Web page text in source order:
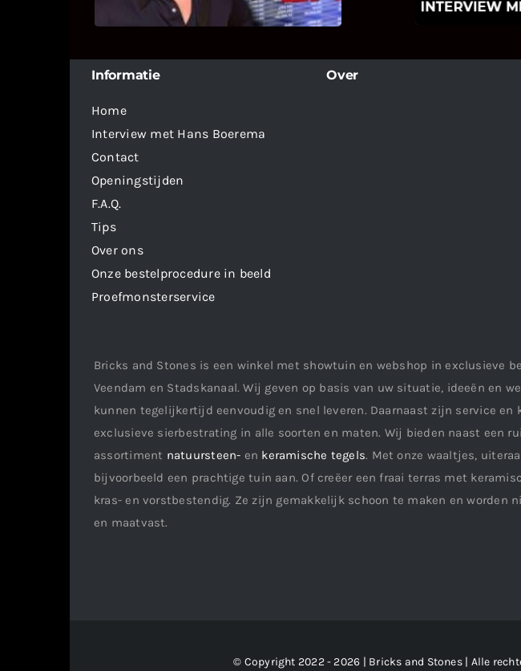
Informatie
Home
Interview met Hans Boerema
Contact
Openingstijden
F.A.Q.
Tips
Over ons
Onze bestelprocedure in beeld
Proefmonsterservice
Over
Bricks and Stones is een winkel met showtuin en webshop in exclusieve
Veendam en Stadskanaal. Wij geven op basis van uw situatie, ideeën en
kunnen tegelijkertijd eenvoudig en snel leveren. Daarnaast zijn service
exclusieve sierbestrating in alle soorten en maten. Wij bieden naast een
assortiment natuursteen- en keramische tegels. Met onze waaltjes,
bijvoorbeeld een prachtige tuin aan. Of creëer een fraai terras met
kras- en vorstbestendig. Ze zijn gemakkelijk schoon te maken en worden
en maatvast.
© Copyright 2022 - 2026 | Bricks and Stones | Alle